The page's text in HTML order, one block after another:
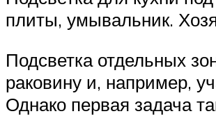
плиты, умывальник.
Подсветка отдельных
раковину и, например,
Однако первая задача